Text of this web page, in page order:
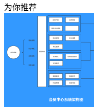
为你推荐